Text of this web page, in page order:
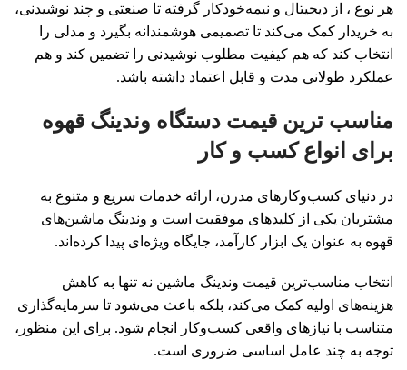
هر نوع ، از دیجیتال و نیمه‌خودکار گرفته تا صنعتی و چند نوشیدنی،
به خریدار کمک می‌کند تا تصمیمی هوشمندانه بگیرد و مدلی را
انتخاب کند که هم کیفیت مطلوب نوشیدنی را تضمین کند و هم
عملکرد طولانی مدت و قابل اعتماد داشته باشد.
مناسب ترین قیمت دستگاه وندینگ قهوه
برای انواع کسب و کار
در دنیای کسب‌وکارهای مدرن، ارائه خدمات سریع و متنوع به
مشتریان یکی از کلیدهای موفقیت است و وندینگ ماشین‌های
قهوه به عنوان یک ابزار کارآمد، جایگاه ویژه‌ای پیدا کرده‌اند.
انتخاب مناسب‌ترین قیمت وندینگ ماشین نه تنها به کاهش
هزینه‌های اولیه کمک می‌کند، بلکه باعث می‌شود تا سرمایه‌گذاری
متناسب با نیازهای واقعی کسب‌وکار انجام شود. برای این منظور،
توجه به چند عامل اساسی ضروری است.